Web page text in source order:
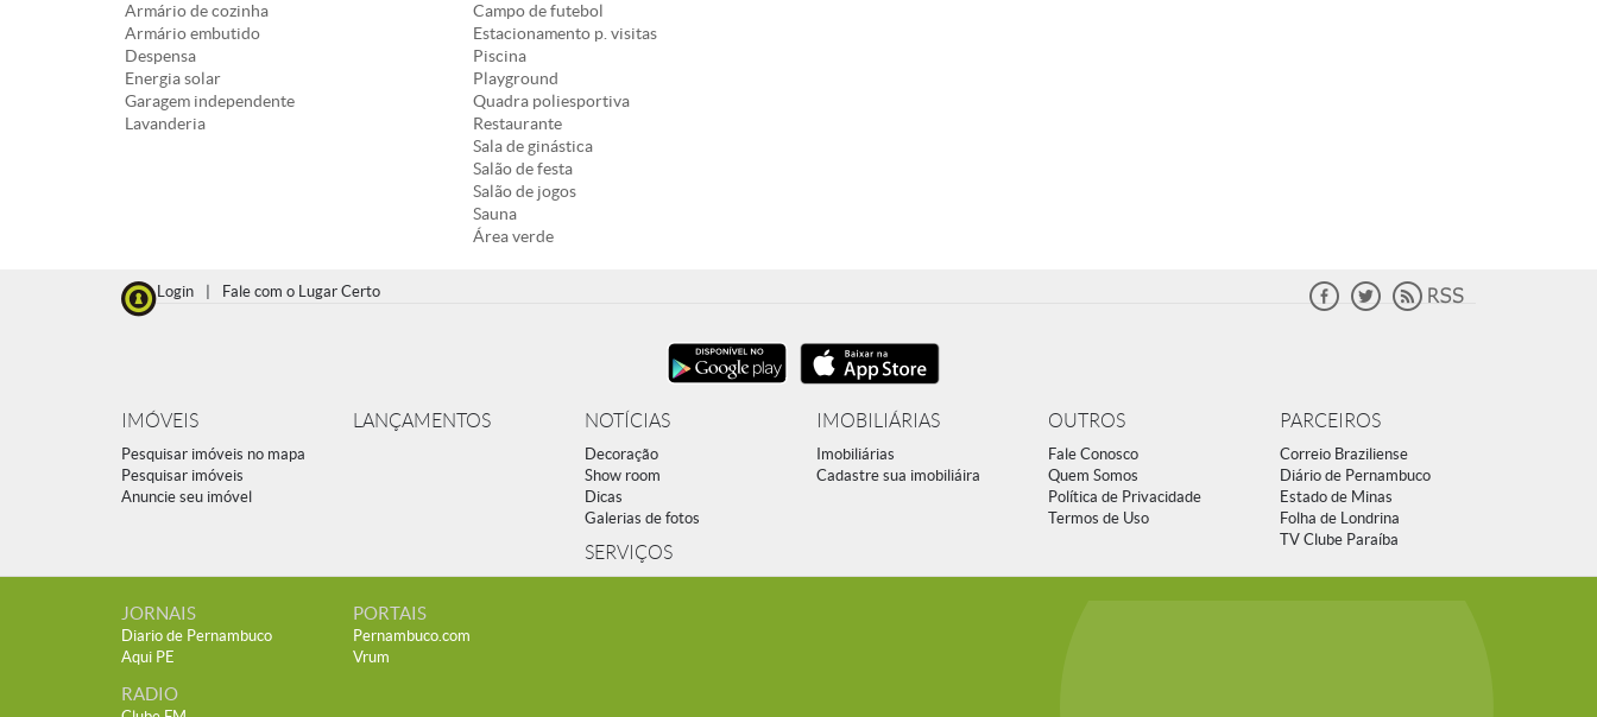
Armário de cozinha
Armário embutido
Despensa
Energia solar
Garagem independente
Lavanderia
Campo de futebol
Estacionamento p. visitas
Piscina
Playground
Quadra poliesportiva
Restaurante
Sala de ginástica
Salão de festa
Salão de jogos
Sauna
Área verde
Login Fale com o Lugar Certo
IMÓVEIS
Pesquisar imóveis no mapa
Pesquisar imóveis
Anuncie seu imóvel
LANÇAMENTOS NOTÍCIAS
Decoração
Show room
Dicas
Galerias de fotos
SERVIÇOS
IMOBILIÁRIAS
Imobiliárias
Cadastre sua imobiliáira
OUTROS
Fale Conosco
Quem Somos
Política de Privacidade
Termos de Uso
PARCEIROS
Correio Braziliense
Diário de Pernambuco
Estado de Minas
Folha de Londrina
TV Clube Paraíba
JORNAIS
Diario de Pernambuco
Aqui PE
RADIO
PORTAIS
Pernambuco.com
Vrum